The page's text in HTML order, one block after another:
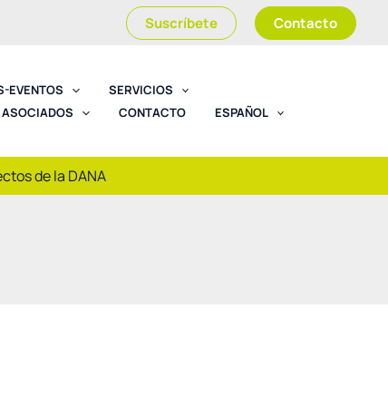
Suscríbete Contacto
EVENTOS
SERVICIOS
ASOCIADOS CONTACTO ESPAÑOL
de la DANA